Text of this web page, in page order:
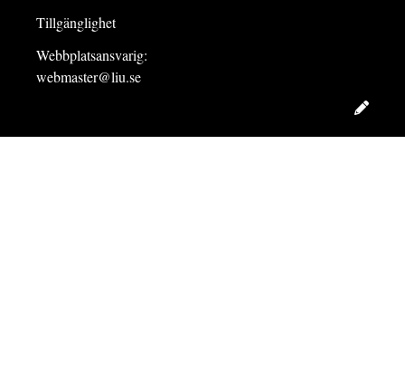
Tillgänglighet
Webbplatsansvarig:
webmaster@liu.se